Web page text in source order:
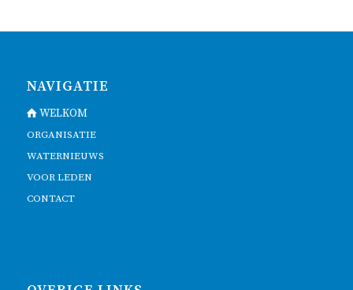
NAVIGATIE
WELKOM
ORGANISATIE
WATERNIEUWS
VOOR LEDEN
CONTACT